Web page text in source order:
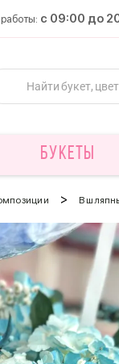
c 09:00 до
БУКЕТЫ
> В